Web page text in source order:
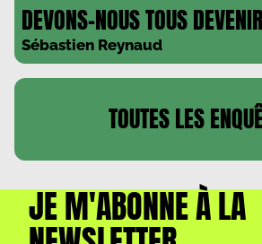
DEVONS-NOUS TOUS
?
Sébastien Reynaud
TOUTES LES
JE M'ABONNE À LA